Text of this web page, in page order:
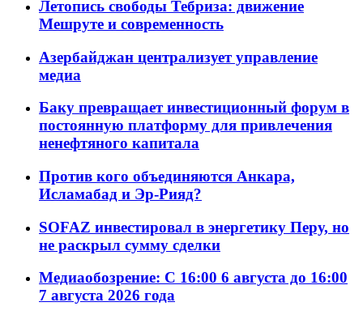
Летопись свободы Тебриза: движение
Мешруте и современность
Азербайджан централизует управление
медиа
Баку превращает инвестиционный форум в
постоянную платформу для привлечения
ненефтяного капитала
Против кого объединяются Анкара,
Исламабад и Эр-Рияд?
SOFAZ инвестировал в энергетику Перу, но
не раскрыл сумму сделки
Медиаобозрение: С 16:00 6 августа до 16:00
7 августа 2026 года